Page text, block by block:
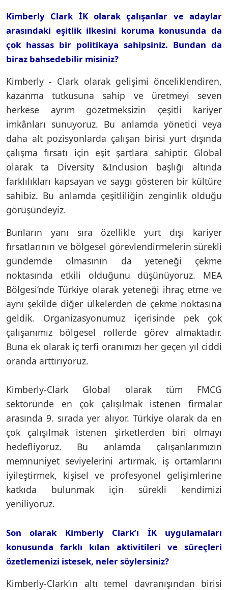
Kimberly Clark İK olarak çalışanlar ve adaylar
arasındaki eşitlik ilkesini koruma konusunda da
çok hassas bir politikaya sahipsiniz. Bundan da
biraz bahsedebilir misiniz?
Kimberly - Clark olarak gelişimi önceliklendiren,
kazanma tutkusuna sahip ve üretmeyi seven
herkese ayrım gözetmeksizin çeşitli kariyer
imkânları sunuyoruz. Bu anlamda yönetici veya
daha alt pozisyonlarda çalışan birisi yurt dışında
çalışma fırsatı için eşit şartlara sahiptir. Global
olarak ta Diversity &Inclusion başlığı altında
farklılıkları kapsayan ve saygı gösteren bir kültüre
sahibiz. Bu anlamda çeşitliliğin zenginlik olduğu
görüşündeyiz.
Bunların yanı sıra özellikle yurt dışı kariyer
fırsatlarının ve bölgesel görevlendirmelerin sürekli
gündemde olmasının da yeteneği çekme
noktasında etkili olduğunu düşünüyoruz. MEA
Bölgesi’nde Türkiye olarak yeteneği ihraç etme ve
aynı şekilde diğer ülkelerden de çekme noktasına
geldik. Organizasyonumuz içerisinde pek çok
çalışanımız bölgesel rollerde görev almaktadır.
Buna ek olarak iç terfi oranımızı her geçen yıl ciddi
oranda arttırıyoruz.
Kimberly-Clark Global olarak tüm FMCG
sektöründe en çok çalışılmak istenen firmalar
arasında 9. sırada yer alıyor. Türkiye olarak da en
çok çalışılmak istenen şirketlerden biri olmayı
hedefliyoruz. Bu anlamda çalışanlarımızın
memnuniyet seviyelerini artırmak, iş ortamlarını
iyileştirmek, kişisel ve profesyonel gelişimlerine
katkıda bulunmak için sürekli kendimizi
yeniliyoruz.
Son olarak Kimberly Clark’ı İK uygulamaları
konusunda farklı kılan aktivitileri ve süreçleri
özetlemenizi istesek, neler söylersiniz?
Kimberly-Clark’ın altı temel davranışından birisi